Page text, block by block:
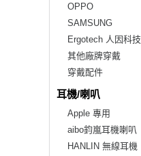
OPPO
SAMSUNG
Ergotech 人因科技
其他廠牌穿戴
穿戴配件
耳機/喇叭
Apple 專用
aibo鈞嵐耳機喇叭
HANLIN 無線耳機